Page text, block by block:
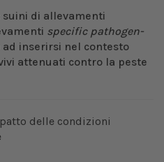
suini di allevamenti
specific pathogen-
inserirsi nel contesto
attenuati contro la peste